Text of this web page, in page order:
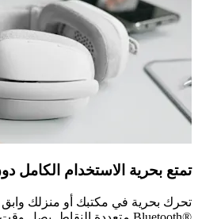
تمتع بحرية الاستخدام الكامل
تحرك بحرية في مكتبك أو منزلك وابق